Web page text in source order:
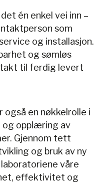
én enkel vei inn –
som
og installasjon.
og sømløs
til ferdig levert
også en nøkkelrolle i
og opplæring av
Gjennom tett
og bruk av ny
våre
effektivitet og